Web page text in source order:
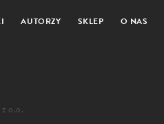
AUTORZY SKLEP O NAS
o.o.